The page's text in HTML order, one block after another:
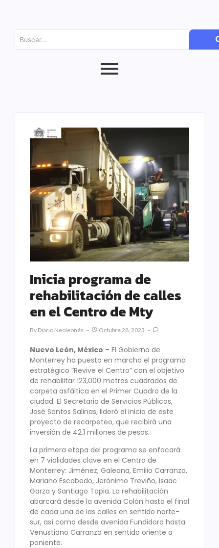
Inicia programa de
rehabilitación de calles
en el Centro de Mty
By Diario Neoleonés Octubre 28, 2023
Nuevo León, México – El Gobierno de
Monterrey ha puesto en marcha el programa
estratégico “Revive el Centro” con el objetivo
de rehabilitar 123,000 metros cuadrados de
carpeta asfáltica en el Primer Cuadro de la
ciudad. El Secretario de Servicios Públicos,
José Santos Salinas, lideró el inicio de este
proyecto de recarpeteo, que recibirá una
inversión de 42.1 millones de pesos.
La primera etapa del programa se enfocará
en 7 vialidades clave en el Centro de
Monterrey: Jiménez, Galeana, Emilio Carranza,
Mariano Escobedo, Jerónimo Treviño, Isaac
Garza y Santiago Tapia. La rehabilitación
abarcará desde la avenida Colón hasta el final
de cada una de las calles en sentido norte-
sur, así como desde avenida Fundidora hasta
Venustiano Carranza en sentido oriente a
poniente.